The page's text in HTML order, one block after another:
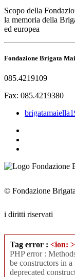
Scopo della
la memoria della
ed europea
Fondazione Brigata
085.4219109
Fax: 085.4219380
© Fondazione
i diritti riservati
Tag error : <ion: >
PHP error :
be constructors in
deprecated